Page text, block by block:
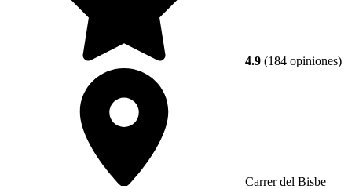
4.9 (184 opiniones)
Carrer del Bisbe